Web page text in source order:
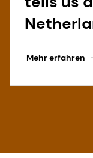
Netherlands
Mehr erfahren